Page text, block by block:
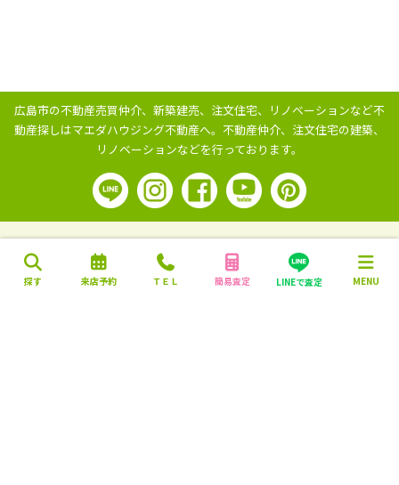
探す 来店予約 ＴＥＬ 簡易査定 LINEで査定 MENU
広島市の不動産売買仲介、新築建売、注文住宅、リノベーションなど不
動産探しはマエダハウジング不動産へ。 不動産仲介、注文住宅の建築、
リノベーションなどを行っております。